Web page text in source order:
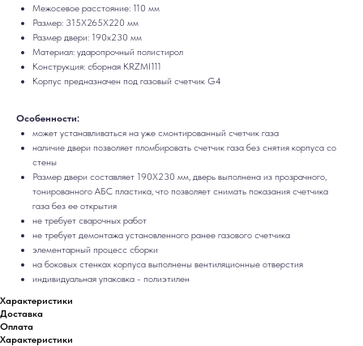
Межосевое расстояние: 110 мм
Размер: 315Х265Х220 мм
Размер двери: 190х230 мм
Материал: ударопрочный полистирол
Конструкция: сборная KRZMI111
Корпус предназначен под газовый счетчик G4
Особенности:
может устанавливаться на уже смонтированный счетчик газа
наличие двери позволяет пломбировать счетчик газа без снятия корпуса со
стены
Размер двери составляет 190Х230 мм, дверь выполнена из прозрачного,
тонированного АБС пластика, что позволяет снимать показания счетчика
газа без ее открытия
не требует сварочных работ
не требует демонтажа установленного ранее газового счетчика
элементарный процесс сборки
на боковых стенках корпуса выполнены вентиляционные отверстия
индивидуальная упаковка - полиэтилен
Характеристики
Доставка
Оплата
Характеристики